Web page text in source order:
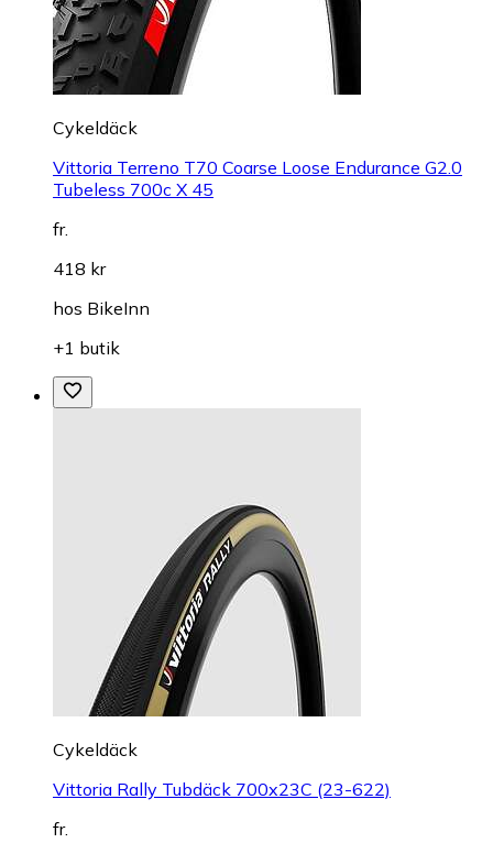
Cykeldäck
Vittoria Terreno T70 Coarse Loose Endurance G2.0
Tubeless 700c X 45
fr.
418 kr
hos BikeInn
+1 butik
Cykeldäck
Vittoria Rally Tubdäck 700x23C (23-622)
fr.